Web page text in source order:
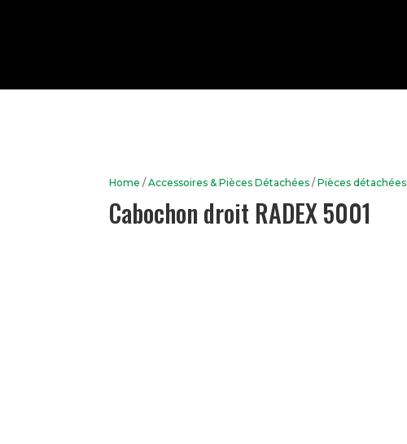
Home /Accessoires & Pièces Détachées /Pièces détachées
Cabochon droit RADEX 5001